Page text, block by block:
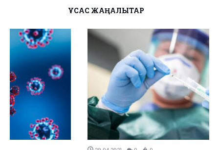
ҰҚСАС ЖАҢАЛЫҚТАР